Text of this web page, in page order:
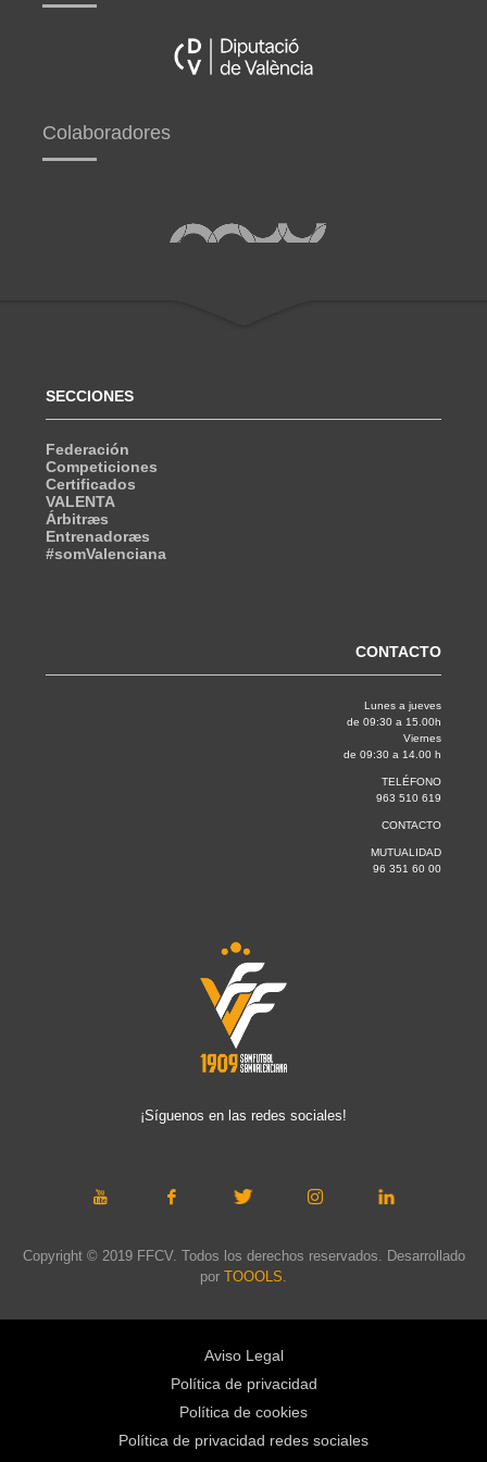
Colaboradores
SECCIONES
Federación
Competiciones
Certificados
VALENTA
Árbitræs
Entrenadoræs
#somValenciana
CONTACTO
Lunes a jueves
de 09:30 a 15.00h
Viernes
de 09:30 a 14.00 h
TELÉFONO
963 510 619
CONTACTO
MUTUALIDAD
96 351 60 00
¡Síguenos en las redes sociales!
Copyright © 2019 FFCV. Todos los derechos reservados. Desarrollado
por TOOOLS.
Aviso Legal
Política de privacidad
Política de cookies
Política de privacidad redes sociales